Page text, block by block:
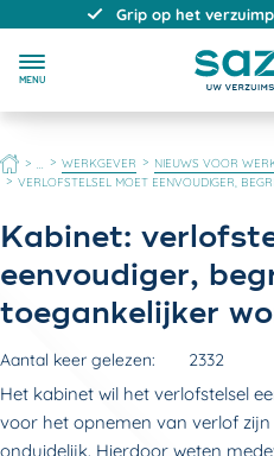
Direct,
MENU
HOME WERKGEVER NIEUWS VOOR
VERLOFSTELSEL MOET EENVOUDIGER,
Kabinet:
eenvoudiger,
toegankelijker
Aantal keer gelezen: 2332
Het kabinet wil het verlofstelsel
voor het opnemen van verlof
onduidelijk. Hierdoor weten